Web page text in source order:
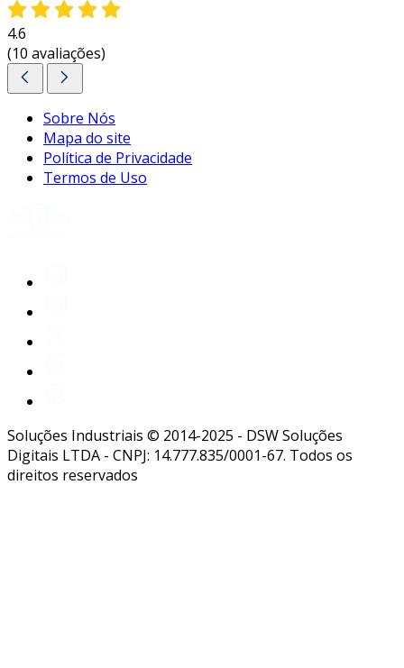
4.6
(10 avaliações)
Sobre Nós
Mapa do site
Política de Privacidade
Termos de Uso
Soluções Industriais © 2014-2025 - DSW Soluções
Digitais LTDA - CNPJ: 14.777.835/0001-67. Todos os
direitos reservados